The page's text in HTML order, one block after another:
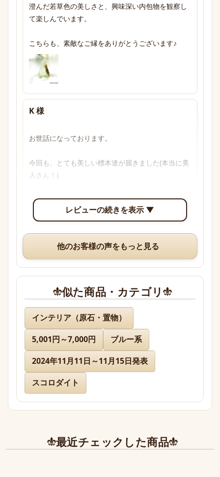
澄んだ若草色の美しさと、興味深い内包物を観察し
て楽しんでいます。
こちらも、素敵なご縁をありがとうございます♪
K 様
お世話になっております。
今回も、とても美しい標本達が届きました(本当に美
人さん！)
透明感のあるブルーからパープル、多色性がはっき
り確認できて眺めていて楽しいです。
いつも、丁寧な梱包や手書きのメッセージ、そして
素敵なオマケまでありがとうございますm(*_ _)m
名無し 様
先日通販を利用させて頂きましたが迅速に対応、お
送り下さりまして有難うございました。
どのお品物も画像で見た以上に美しく、お迎えでき
て本当に嬉しかったです。
また、丁寧であたたかいお手紙やプレゼントまで同
本当にありがとうございました。
レビューの続きを表示 ▼
他のお客様の声をもっと見る
似た商品・カテゴリ
インテリア（原石・置物）
5,001円～7,000円
ブルー系
2024年11月11日～11月15日発表
スコロダイト
最近チェックした商品